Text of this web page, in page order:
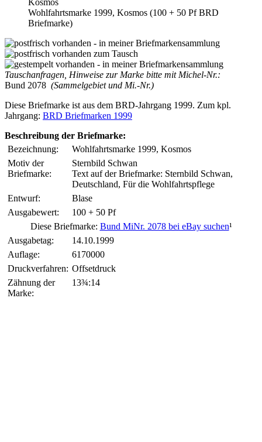
Wohlfahrtsmarke 1999, Kosmos (100 + 50 Pf BRD
Briefmarke)
Tauschanfragen, Hinweise zur Marke bitte mit Michel-Nr.:
Bund 2078 (Sammelgebiet und Mi.-Nr.)
Diese Briefmarke ist aus dem BRD-Jahrgang 1999. Zum kpl.
Jahrgang: BRD Briefmarken 1999
Beschreibung der Briefmarke:
Bezeichnung:
Wohlfahrtsmarke 1999, Kosmos
Motiv der
Briefmarke:
Sternbild Schwan
Text auf der Briefmarke: Sternbild Schwan,
Deutschland, Für die Wohlfahrtspflege
Entwurf:
Blase
Ausgabewert:
100 + 50 Pf
Diese Briefmarke: Bund MiNr. 2078 bei eBay suchen¹
Ausgabetag:
14.10.1999
Auflage:
6170000
Druckverfahren: Offsetdruck
Zähnung der
Marke:
13¾:14